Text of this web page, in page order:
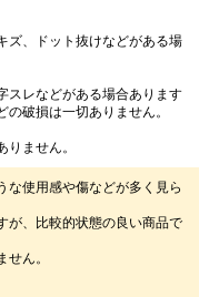
ズ、ドット抜けなどがある場
スレなどがある場合あります
破損は一切ありません。
りません。
な使用感や傷などが多く見ら
が、比較的状態の良い商品で
ん。